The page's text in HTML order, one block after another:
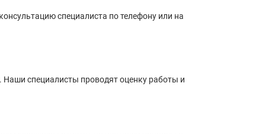
специалиста по телефону или на
Наши специалисты проводят оценку работы и